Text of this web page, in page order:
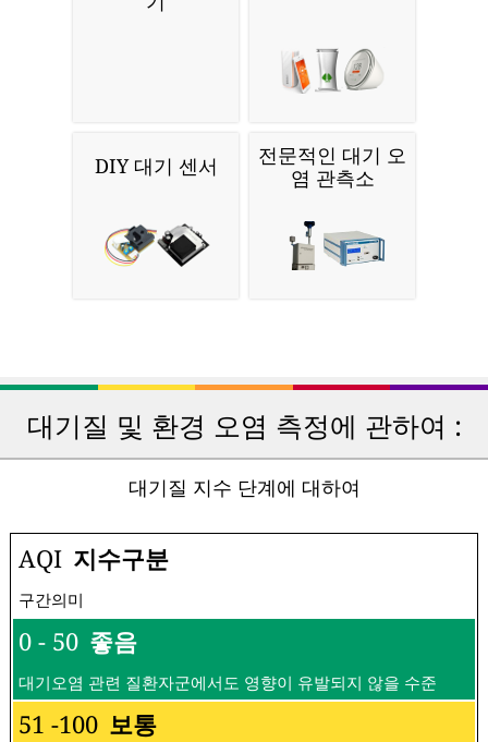
DIY 대기 센서
전문적인 대기 오
염 관측소
대기질 및 환경 오염 측정에 관하여 :
대기질 지수 단계에 대하여
AQI 지수구분
구간의미
0 - 50 좋음
대기오염 관련 질환자군에서도 영향이 유발되지 않을 수준
51 -100 보통